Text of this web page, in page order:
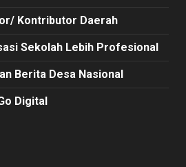
Kontributor Daerah
Sekolah Lebih Profesional
Berita Desa Nasional
Digital